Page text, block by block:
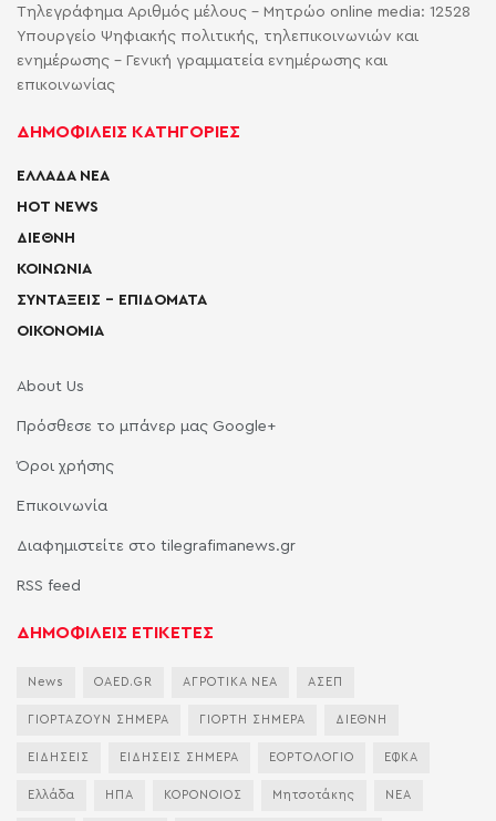
Τηλεγράφημα Αριθμός μέλους - Μητρώο online media: 12528
Υπουργείο Ψηφιακής πολιτικής, τηλεπικοινωνιών και
ενημέρωσης - Γενική γραμματεία ενημέρωσης και
επικοινωνίας
ΔΗΜΟΦΙΛΕΙΣ ΚΑΤΗΓΟΡΙΕΣ
ΕΛΛΑΔΑ ΝΕΑ
HOT NEWS
ΔΙΕΘΝΗ
ΚΟΙΝΩΝΙΑ
ΣΥΝΤΑΞΕΙΣ – ΕΠΙΔΟΜΑΤΑ
ΟΙΚΟΝΟΜΙΑ
About Us
Πρόσθεσε το μπάνερ μας Google+
Όροι χρήσης
Επικοινωνία
Διαφημιστείτε στο tilegrafimanews.gr
RSS feed
ΔΗΜΟΦΙΛΕΙΣ ΕΤΙΚΕΤΕΣ
News OAED.GR ΑΓΡΟΤΙΚΑ ΝΕΑ ΑΣΕΠ
ΓΙΟΡΤΑΖΟΥΝ ΣΗΜΕΡΑ ΓΙΟΡΤΗ ΣΗΜΕΡΑ ΔΙΕΘΝΗ
ΕΙΔΗΣΕΙΣ ΕΙΔΗΣΕΙΣ ΣΗΜΕΡΑ ΕΟΡΤΟΛΟΓΙΟ ΕΦΚΑ
Ελλάδα ΗΠΑ ΚΟΡΟΝΟΙΟΣ Μητσοτάκης ΝΕΑ